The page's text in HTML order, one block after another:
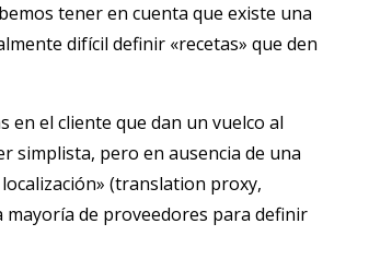
tener en cuenta que existe una
difícil definir «recetas» que den
en el cliente que dan un vuelco al
simplista, pero en ausencia de una
(translation proxy,
de proveedores para definir